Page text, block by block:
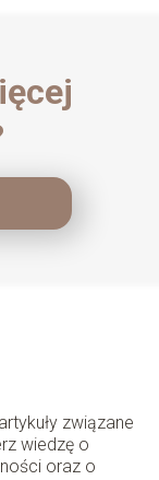
związane
wiedzę o
oraz o